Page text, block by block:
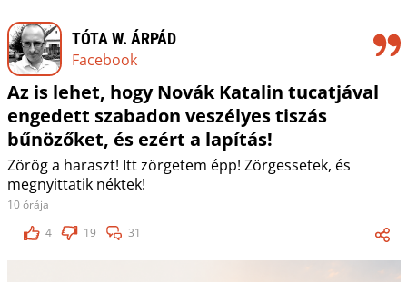
TÓTA W. ÁRPÁD
Facebook
Az is lehet, hogy Novák Katalin tucatjával
engedett szabadon veszélyes tiszás
bűnözőket, és ezért a lapítás!
Zörög a haraszt! Itt zörgetem épp! Zörgessetek, és
megnyittatik néktek!
10 órája
4
19 31